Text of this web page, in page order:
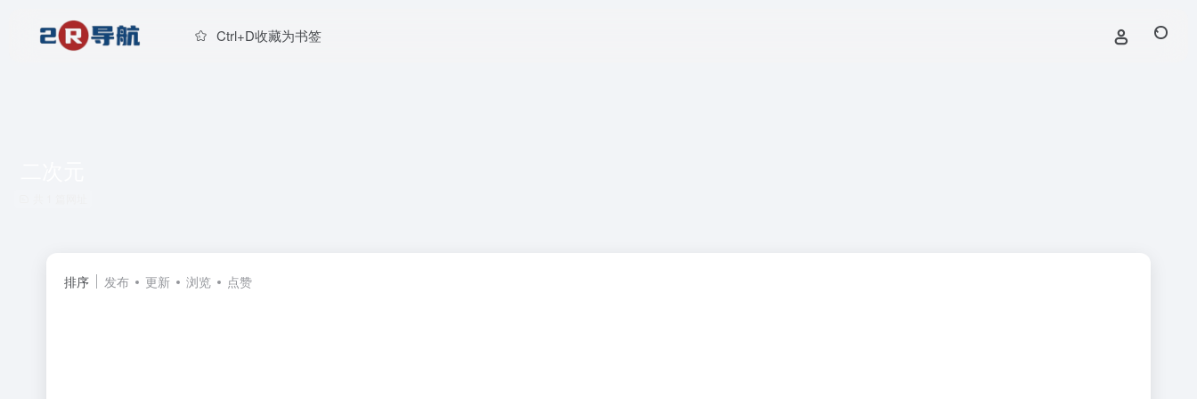
Ctrl+D收藏为书签
排序 发布 更新 浏览 点赞